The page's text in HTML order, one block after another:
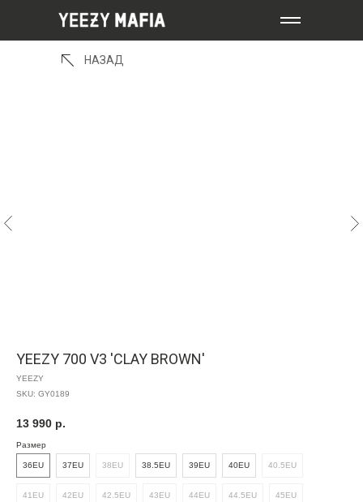
НАЗАД
YEEZY 700 V3 'CLAY BROWN'
YEEZY
SKU: GY0189
13 990 р.
Размер
36EU 37EU 38EU 38.5EU 39EU 40EU 40.5EU
41EU 42EU 42.5EU 43EU 44EU 44.5EU 45EU